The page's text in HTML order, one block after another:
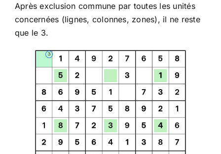
Après exclusion commune par toutes les unités
concernées (lignes, colonnes, zones), il ne reste
que le 3.